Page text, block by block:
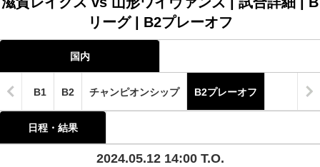
リーグ | B2プレーオフ
国内
B1 B2 チャンピオンシップ B2プレーオフ
日程・結果
2024.05.12 14:00 T.O.